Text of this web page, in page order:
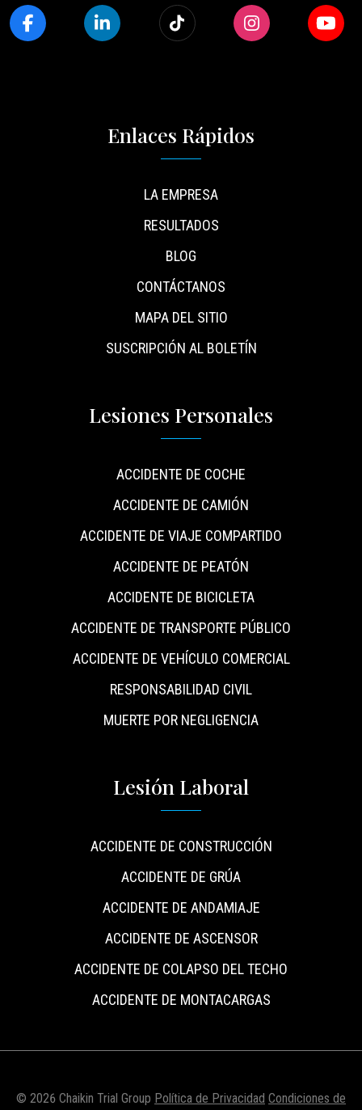
Enlaces Rápidos
LA EMPRESA
RESULTADOS
BLOG
CONTÁCTANOS
MAPA DEL SITIO
SUSCRIPCIÓN AL BOLETÍN
Lesiones Personales
ACCIDENTE DE COCHE
ACCIDENTE DE CAMIÓN
ACCIDENTE DE VIAJE COMPARTIDO
ACCIDENTE DE PEATÓN
ACCIDENTE DE BICICLETA
ACCIDENTE DE TRANSPORTE PÚBLICO
ACCIDENTE DE VEHÍCULO COMERCIAL
RESPONSABILIDAD CIVIL
MUERTE POR NEGLIGENCIA
Lesión Laboral
ACCIDENTE DE CONSTRUCCIÓN
ACCIDENTE DE GRÚA
ACCIDENTE DE ANDAMIAJE
ACCIDENTE DE ASCENSOR
ACCIDENTE DE COLAPSO DEL TECHO
ACCIDENTE DE MONTACARGAS
© 2026 Chaikin Trial Group Política de Privacidad Condiciones de